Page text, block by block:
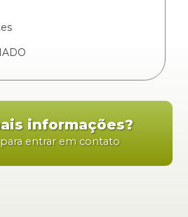
informações?
entrar em contato